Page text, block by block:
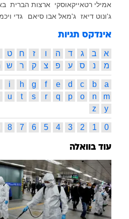
אמילי רטאייקאוסקי
ארצות הברית
ג'ונוט דיאז ג'מאל אבו סיאם גדי
אינדקס תגיות
א ב ג ד ה ו ז ח ט
מ
נ ס ע פ צ ק ר ש
a
b
c
d
e
f
g
h
i
m
n
o
p
q
r
s
t
u
y
z
0
1
2
3
4
5
6
7
8
עוד בוואלה